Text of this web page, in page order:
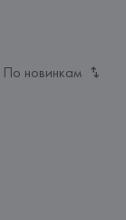
По новинкам